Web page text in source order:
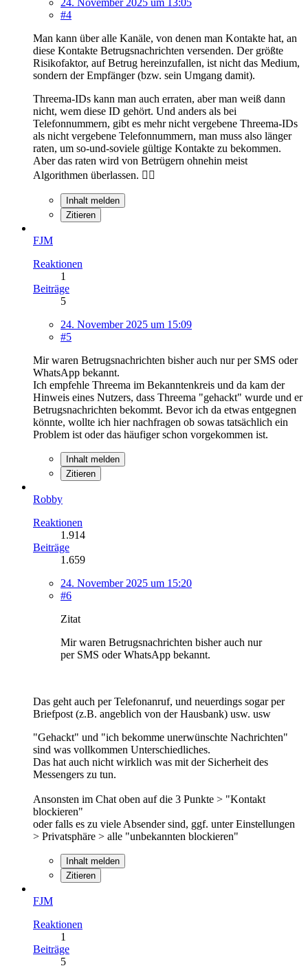
#4
Man kann über alle Kanäle, von denen man Kontakte hat, an
diese Kontakte Betrugsnachrichten versenden. Der größte
Risikofaktor, auf Betrug hereinzufallen, ist nicht das Medium,
sondern der Empfänger (bzw. sein Umgang damit).
Threema-IDs kann man auch erraten, aber man weiß dann
nicht, wem diese ID gehört. Und anders als bei
Telefonnummern, gibt es mehr nicht vergebene Threema-IDs
als nicht vergebene Telefonnummern, man muss also länger
raten, um so-und-soviele gültige Kontakte zu bekommen.
Aber das raten wird von Betrügern ohnehin meist
Algorithmen überlassen. 🤷‍♂️
Inhalt melden
Zitieren
FJM
Reaktionen
1
Beiträge
5
24. November 2025 um 15:09
#5
Mir waren Betrugsnachrichten bisher auch nur per SMS oder
WhatsApp bekannt.
Ich empfehle Threema im Bekanntenkreis und da kam der
Hinweis eines Nutzers, dass Threema "gehackt" wurde und er
Betrugsnachrichten bekommt. Bevor ich da etwas entgegnen
könnte, wollte ich hier nachfragen ob sowas tatsächlich ein
Problem ist oder das häufiger schon vorgekommen ist.
Inhalt melden
Zitieren
Robby
Reaktionen
1.914
Beiträge
1.659
24. November 2025 um 15:20
#6
Zitat
Mir waren Betrugsnachrichten bisher auch nur
per SMS oder WhatsApp bekannt.
Das geht auch per Telefonanruf, und neuerdings sogar per
Briefpost (z.B. angeblich von der Hausbank) usw. usw
"Gehackt" und "ich bekomme unerwünschte Nachrichten"
sind was vollkommen Unterschiedliches.
Das hat auch nicht wirklich was mit der Sicherheit des
Messengers zu tun.
Ansonsten im Chat oben auf die 3 Punkte > "Kontakt
blockieren"
oder falls es zu viele Absender sind, ggf. unter Einstellungen
> Privatsphäre > alle "unbekannten blockieren"
Inhalt melden
Zitieren
FJM
Reaktionen
1
Beiträge
5